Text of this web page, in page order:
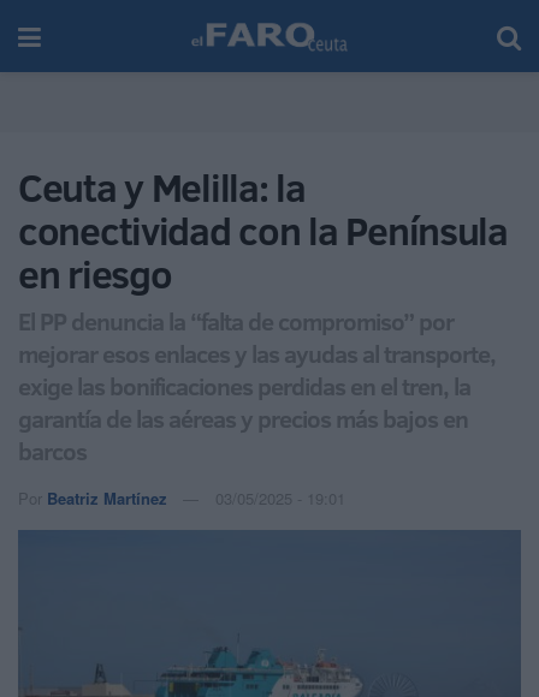
Ceuta y Melilla: la
conectividad con la Península
en riesgo
El PP denuncia la “falta de compromiso” por
mejorar esos enlaces y las ayudas al transporte,
exige las bonificaciones perdidas en el tren, la
garantía de las aéreas y precios más bajos en
barcos
Por Beatriz Martínez 03/05/2025 - 19:01